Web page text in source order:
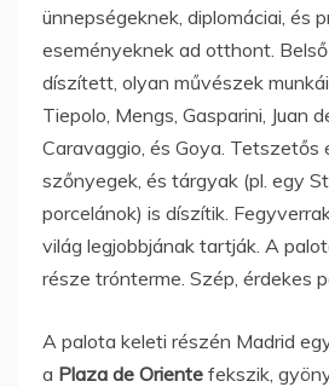
ünnepségeknek, diplomáciai, és
eseményeknek ad otthont.
díszített, olyan művészek
Tiepolo, Mengs, Gasparini, Juan
Caravaggio, és Goya. Tetszetős
szőnyegek, és tárgyak (pl. egy
porcelánok) is díszítik.
világ legjobbjának tartják. A
része trónterme. Szép, érdekes
A palota keleti részén Madrid
a Plaza de Oriente fekszik,